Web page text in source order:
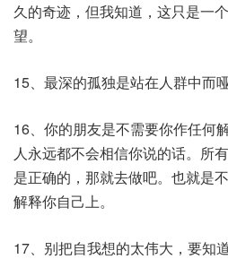
久的奇迹，但我知道，这只是一
望。
15、最深的孤独是站在人群中而哑
16、你的朋友是不需要你作任何
人永远都不会相信你说的话。所
是正确的，那就去做吧。也就是
解释你自己上。
17、别把自我想的太伟大，要知